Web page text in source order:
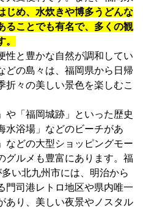
じめ、水炊きや博多うどんな
ることでも有名で、多くの観
性と豊かな自然が調和してい
どの島々は、福岡県から日帰
折々の美しい景色を楽しむこ
や「福岡城跡」といった歴史
水浴場」などのビーチがあ
などの大型ショッピングモー
グルメも豊富にあります。福
い北九州市には、明治から
門司港レトロ地区や県内唯一
あり、美しい夜景やノスタル